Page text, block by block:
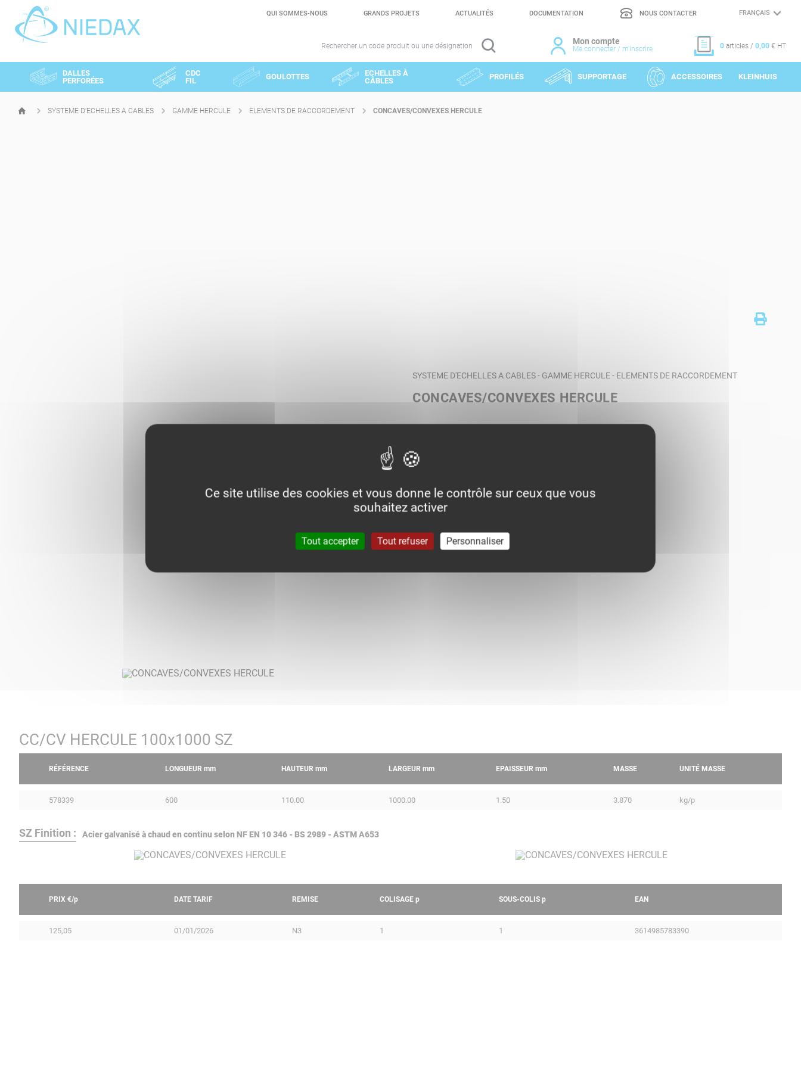
QUI SOMMES-NOUS GRANDS PROJETS ACTUALITÉS DOCUMENTATION NOUS CONTACTER
CHOIX
Rechercher un code produit ou une désignation Mon compte
Me connecter / m'inscrire 0 articles / 0,00 € HT
DALLES
PERFORÉES
CDC
FIL
GOULOTTES
ECHELLES À
CÂBLES
PROFILÉS SUPPORTAGE ACCESSOIRES KLEINHUIS
PAGE
SYSTEME D'ECHELLES A CABLES GAMME HERCULE ELEMENTS DE RACCORDEMENT CONCAVES/CONVEXES HERCULE
SYSTEME D'ECHELLES A CABLES - GAMME HERCULE - ELEMENTS DE RACCORDEMENT
CONCAVES/CONVEXES HERCULE
CC/CV HERCULE 100x1000 SZ
RÉFÉRENCE LONGUEUR mm HAUTEUR mm LARGEUR mm EPAISSEUR mm MASSE UNITÉ MASSE
578339 600 110.00 1000.00 1.50 3.870 kg/p
SZ Finition : Acier galvanisé à chaud en continu selon NF EN 10 346 - BS 2989 - ASTM A653
PRIX €/p DATE TARIF REMISE COLISAGE p SOUS-COLIS p EAN
125,05 01/01/2026 N3 1 1 3614985783390
Panneau de gestion des cookies
Ce site utilise des cookies et vous donne le contrôle sur ceux que vous
souhaitez activer
Tout accepter Tout refuser Personnaliser